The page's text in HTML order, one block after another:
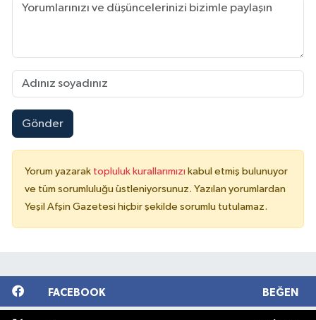
Gönder
Yorum yazarak topluluk kurallarımızı kabul etmiş bulunuyor
ve tüm sorumluluğu üstleniyorsunuz. Yazılan yorumlardan
Yeşil Afşin Gazetesi hiçbir şekilde sorumlu tutulamaz.
FACEBOOK BEĞEN